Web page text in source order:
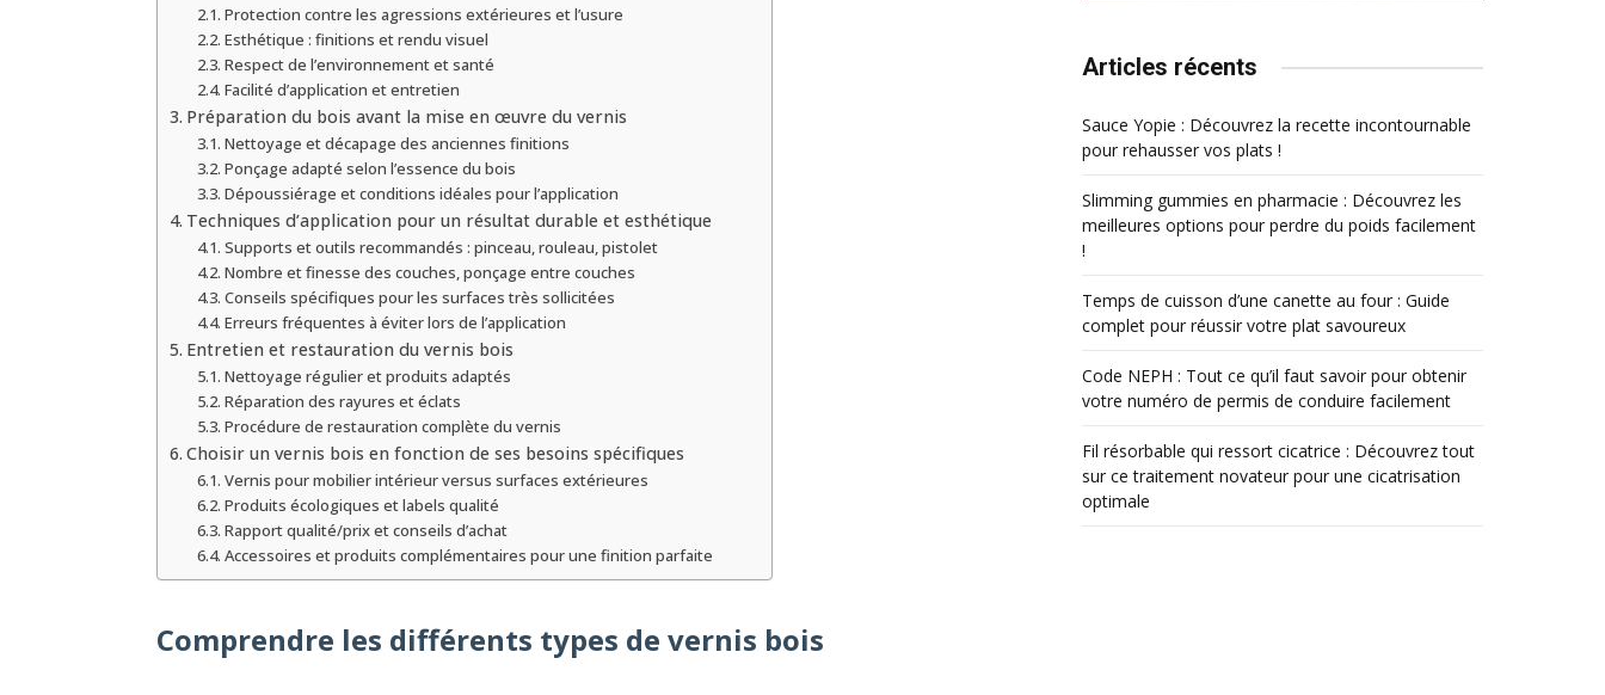
Protection contre les agressions extérieures et l’usure
Esthétique : finitions et rendu visuel
Respect de l’environnement et santé
Facilité d’application et entretien
Préparation du bois avant la mise en œuvre du vernis
Nettoyage et décapage des anciennes finitions
Ponçage adapté selon l’essence du bois
Dépoussiérage et conditions idéales pour l’application
Techniques d’application pour un résultat durable et esthétique
Supports et outils recommandés : pinceau, rouleau, pistolet
Nombre et finesse des couches, ponçage entre couches
Conseils spécifiques pour les surfaces très sollicitées
Erreurs fréquentes à éviter lors de l’application
Entretien et restauration du vernis bois
Nettoyage régulier et produits adaptés
Réparation des rayures et éclats
Procédure de restauration complète du vernis
Choisir un vernis bois en fonction de ses besoins spécifiques
Vernis pour mobilier intérieur versus surfaces extérieures
Produits écologiques et labels qualité
Rapport qualité/prix et conseils d’achat
Accessoires et produits complémentaires pour une finition parfaite
Comprendre les différents types de vernis bois
Articles récents
Sauce Yopie : Découvrez la recette incontournable
pour rehausser vos plats !
Slimming gummies en pharmacie : Découvrez les
meilleures options pour perdre du poids facilement
!
Temps de cuisson d’une canette au four : Guide
complet pour réussir votre plat savoureux
Code NEPH : Tout ce qu’il faut savoir pour obtenir
votre numéro de permis de conduire facilement
Fil résorbable qui ressort cicatrice : Découvrez tout
sur ce traitement novateur pour une cicatrisation
optimale